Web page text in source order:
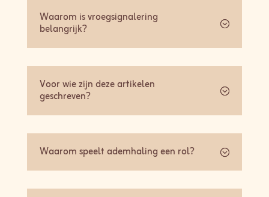
Waarom is vroegsignalering
belangrijk?
Voor wie zijn deze artikelen
geschreven?
Waarom speelt ademhaling een rol?